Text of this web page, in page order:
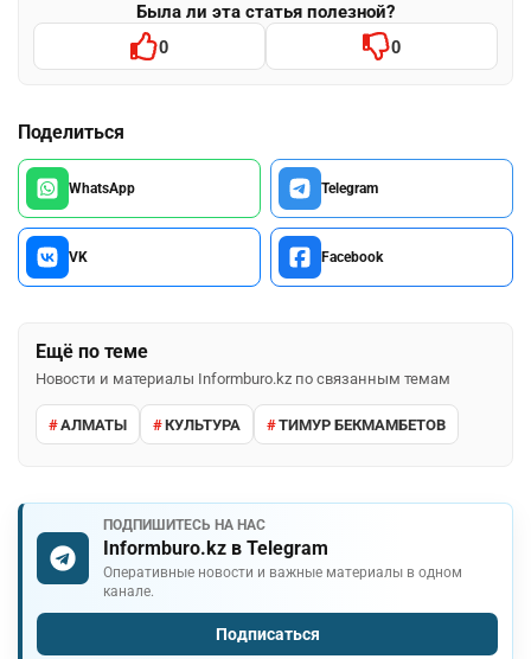
Была ли эта статья полезной?
0 0
Поделиться
WhatsApp Telegram
VK Facebook
Ещё по теме
Новости и материалы Informburo.kz по связанным темам
АЛМАТЫ КУЛЬТУРА ТИМУР БЕКМАМБЕТОВ
ПОДПИШИТЕСЬ НА НАС
Informburo.kz в Telegram
Оперативные новости и важные материалы в одном
канале.
Подписаться